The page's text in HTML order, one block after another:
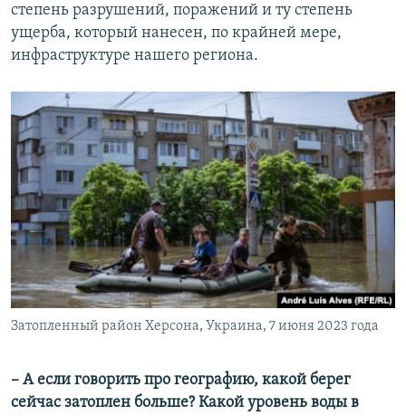
степень разрушений, поражений и ту степень
ущерба, который нанесен, по крайней мере,
инфраструктуре нашего региона.
Затопленный район Херсона, Украина, 7 июня 2023 года
– А если говорить про географию, какой берег
сейчас затоплен больше? Какой уровень воды в